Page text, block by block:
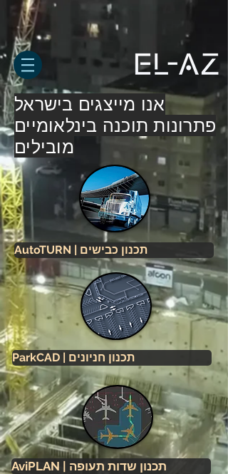
אנו מייצגים בישראל
פתרונות תוכנה בינלאומיים
מובילים
AutoTURN | תכנון כבישים
ParkCAD | תכנון חניונים
AviPLAN | תכנון שדות תעופה